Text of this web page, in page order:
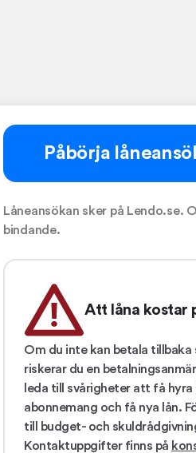
Påbörja
Låneansökan sker på Lendo.se.
bindande.
Att låna kostar
Om du inte kan betala tillbaka
riskerar du en
leda till svårigheter att få
abonnemang och få nya lån.
till budget- och
Kontaktuppgifter finns på